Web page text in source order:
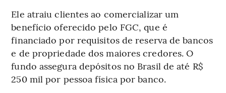
Ele atraiu clientes ao comercializar um
benefício oferecido pelo FGC, que é
financiado por requisitos de reserva de bancos
e de propriedade dos maiores credores. O
fundo assegura depósitos no Brasil de até R$
250 mil por pessoa física por banco.